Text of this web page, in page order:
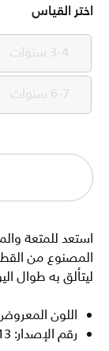
اختر القياس
3-4 سنوات 3-4 سنوات
6-7 سنوات 6-7 سنوات
استعد للمتعة
المصنوع من
ليتألق به طوال
اللون
رقم الإصدار: DX7633-013